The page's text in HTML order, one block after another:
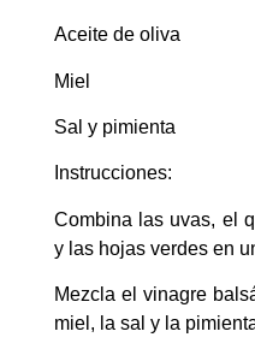
Aceite de oliva
Miel
Sal y pimienta
Instrucciones:
Combina las uvas, el
y las hojas verdes en
Mezcla el vinagre
miel, la sal y la